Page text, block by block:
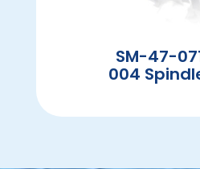
SM-47-
004